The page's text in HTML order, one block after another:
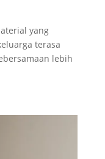
yang
terasa
lebih